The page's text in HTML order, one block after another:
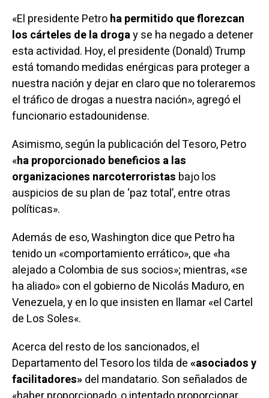
«El presidente Petroha permitido que florezcan
los cárteles de la drogay se ha negado a detener
esta actividad. Hoy, el presidente (Donald) Trump
está tomando medidas enérgicas para proteger a
nuestra nación y dejar en claro que no toleraremos
el tráfico de drogas a nuestra nación», agregó el
funcionario estadounidense.
Asimismo, según la publicación del Tesoro, Petro
«ha proporcionado beneficios a las
organizaciones narcoterroristas bajo los
auspicios de su plan de ‘paz total’, entre otras
políticas».
Además de eso, Washington dice que Petro ha
tenido un «comportamiento errático», que «ha
alejado a Colombia de sus socios»; mientras, «se
ha aliado» con el gobierno de Nicolás Maduro, en
Venezuela, y en lo que insisten en llamar «el Cartel
de Los Soles«.
Acerca del resto de los sancionados, el
Departamento del Tesoro los tilda de«asociados y
facilitadores»del mandatario. Son señalados de